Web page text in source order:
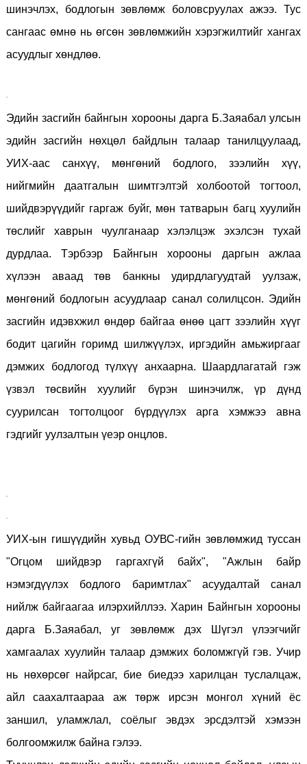
шинэчлэх, бодлогын зөвлөмж боловсруулах ажээ. Тус
сангаас өмнө нь өгсөн зөвлөмжийн хэрэгжилтийг хангах
асуудлыг хөндлөө.
Эдийн засгийн байнгын хорооны дарга Б.Заяабал улсын
эдийн засгийн нөхцөл байдлын талаар танилцуулаад,
УИХ-аас санхүү, мөнгөний бодлого, зээлийн хүү,
нийгмийн даатгалын шимтгэлтэй холбоотой тогтоол,
шийдвэрүүдийг гаргаж буйг, мөн татварын багц хуулийн
төслийг хаврын чуулганаар хэлэлцэж эхэлсэн тухай
дурдлаа. Тэрбээр Байнгын хорооны даргын ажлаа
хүлээн аваад төв банкны удирдлагуудтай уулзаж,
мөнгөний бодлогын асуудлаар санал солилцсон. Эдийн
засгийн идэвхжил өндөр байгаа өнөө цагт зээлийн хүүг
бодит цагийн горимд шилжүүлэх, иргэдийн амьжиргааг
дэмжих бодлогод түлхүү анхаарна. Шаардлагатай гэж
үзвэл төсвийн хуулийг бүрэн шинэчилж, үр дүнд
суурилсан тогтолцоог бүрдүүлэх арга хэмжээ авна
гэдгийг уулзалтын үеэр онцлов.
УИХ-ын гишүүдийн хувьд ОУВС-гийн зөвлөмжид туссан
"Огцом шийдвэр гаргахгүй байх", "Ажлын байр
нэмэгдүүлэх бодлого баримтлах" асуудалтай санал
нийлж байгаагаа илэрхийллээ. Харин Байнгын хорооны
дарга Б.Заяабал, уг зөвлөмж дэх Шүгэл үлээгчийг
хамгаалах хуулийн талаар дэмжих боломжгүй гэв. Учир
нь нөхөрсөг найрсаг, бие биедээ харилцан туслалцаж,
айл саахалтаараа аж төрж ирсэн монгол хүнийёс
заншил, уламжлал, соёлыг эвдэх эрсдэлтэй хэмээн
болгоомжилж байна гэлээ.